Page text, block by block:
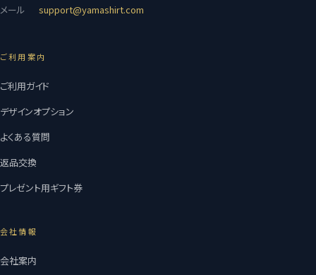
メール
support@yamashirt.com
ご利用案内
ご利用ガイド
デザインオプション
よくある質問
返品交換
プレゼント用ギフト券
会社情報
会社案内